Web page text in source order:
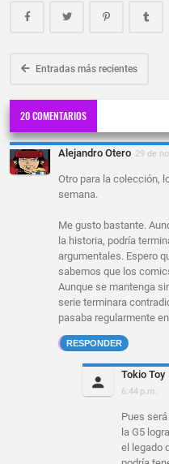
Entradas más recientes
20 COMENTARIOS
Alejandro Otero 29 de
Otro para la colección,
semana.
Me gusto bastante.
la historia, podría
argumentales. Espero
sabemos que los
Aunque se mantenga
serie terminara
pasaba regularmente
RESPONDER
Tokio Toy
6:44 p.m.
Pues
la G5
el legado